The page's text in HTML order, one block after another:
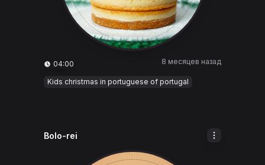
04:00 8 месяцев назад
Kids christmas in portuguese of portugal
Bolo-rei